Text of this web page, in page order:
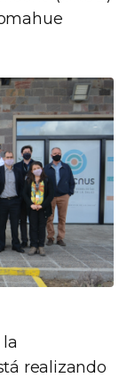
realizando